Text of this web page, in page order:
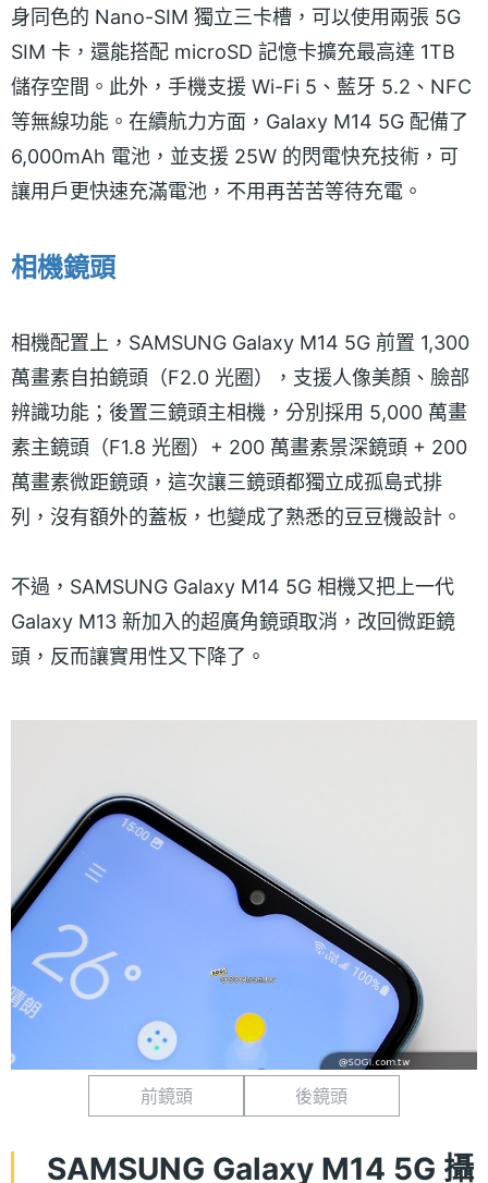
身同色的 Nano-SIM 獨立三卡槽，可以使用兩張 5G
SIM 卡，還能搭配 microSD 記憶卡擴充最高達 1TB
儲存空間。此外，手機支援 Wi-Fi 5、藍牙 5.2、NFC
等無線功能。在續航力方面，Galaxy M14 5G 配備了
6,000mAh 電池，並支援 25W 的閃電快充技術，可
讓用戶更快速充滿電池，不用再苦苦等待充電。
相機鏡頭
相機配置上，SAMSUNG Galaxy M14 5G 前置 1,300
萬畫素自拍鏡頭（F2.0 光圈），支援人像美顏、臉部
辨識功能；後置三鏡頭主相機，分別採用 5,000 萬畫
素主鏡頭（F1.8 光圈）+ 200 萬畫素景深鏡頭 + 200
萬畫素微距鏡頭，這次讓三鏡頭都獨立成孤島式排
列，沒有額外的蓋板，也變成了熟悉的豆豆機設計。
不過，SAMSUNG Galaxy M14 5G 相機又把上一代
Galaxy M13 新加入的超廣角鏡頭取消，改回微距鏡
頭，反而讓實用性又下降了。
前鏡頭 後鏡頭
SAMSUNG Galaxy M14 5G 攝